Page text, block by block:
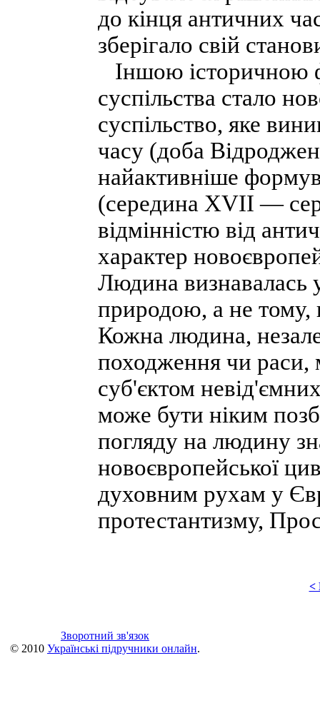
до кінця античних
зберігало свій
Іншою історичною
суспільства стало
суспільство, яке
часу (доба
найактивніше
(середина XVII —
відмінністю від
характер
Людина визнавалась
природою, а не тому,
Кожна людина,
походження чи раси,
суб'єктом
може бути ніким
погляду на людину
новоєвропейської
духовним рухам у
протестантизму,
<
Зворотний зв'язок
© 2010 Українські підручники онлайн.